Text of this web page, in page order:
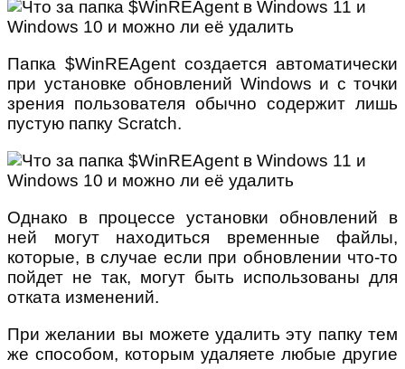
Папка $WinREAgent создается автоматически
при установке обновлений Windows и с точки
зрения пользователя обычно содержит лишь
пустую папку Scratch.
Однако в процессе установки обновлений в
ней могут находиться временные файлы,
которые, в случае если при обновлении что-то
пойдет не так, могут быть использованы для
отката изменений.
При желании вы можете удалить эту папку тем
же способом, которым удаляете любые другие